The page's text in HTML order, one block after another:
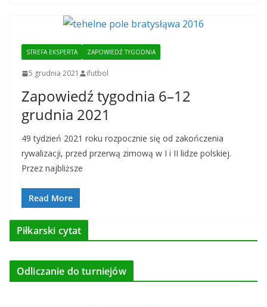
STREFA EKSPERTA ZAPOWIEDŹ TYGODNIA
5 grudnia 2021 ifutbol
Zapowiedź tygodnia 6–12
grudnia 2021
49 tydzień 2021 roku rozpocznie się od zakończenia
rywalizacji, przed przerwą zimową w I i II lidze polskiej.
Przez najbliższe
Read More
Piłkarski cytat
Odliczanie do turniejów